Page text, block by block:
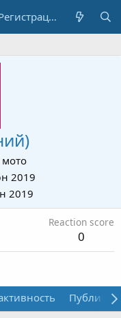
Регистрация
2019
2019
Reaction score
0